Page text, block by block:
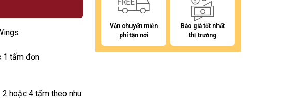
1 tấm đơn
hoặc 4 tấm theo nhu
Vận chuyển miễn
phí tận nơi
Báo giá tốt nhất
thị trường